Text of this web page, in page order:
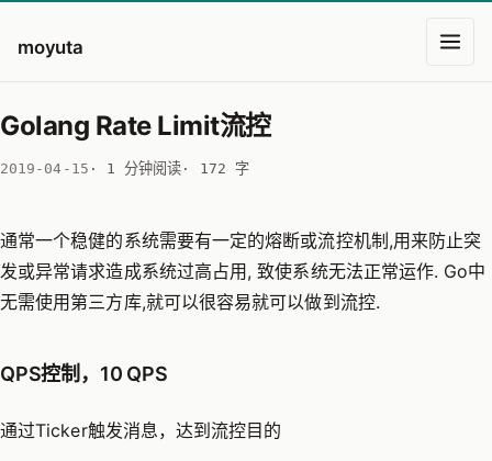
moyuta
Golang Rate Limit流控
2019-04-15 · 1 分钟阅读 · 172 字
通常一个稳健的系统需要有一定的熔断或流控机制,用来防止突
发或异常请求造成系统过高占用, 致使系统无法正常运作. Go中
无需使用第三方库,就可以很容易就可以做到流控.
QPS控制，10 QPS
通过Ticker触发消息，达到流控目的